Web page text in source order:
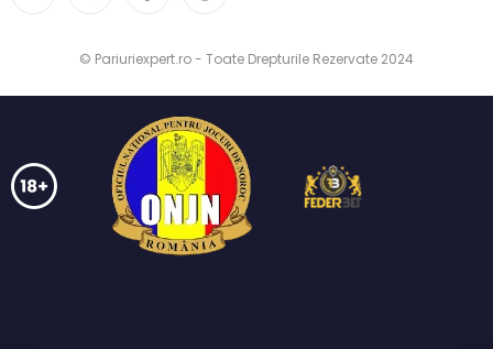
© Pariuriexpert.ro - Toate Drepturile Rezervate 2024